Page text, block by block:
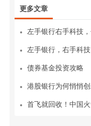
更多文章
左手银行，右手科
债券基金投资攻略
港股银行为何悄悄
首飞就回收！中国